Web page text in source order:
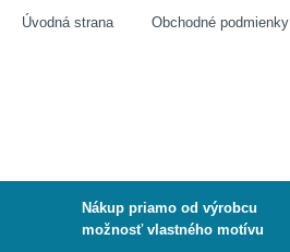
Úvodná strana Obchodné podmienky
Nákup priamo od výrobcu
možnosť vlastného motívu